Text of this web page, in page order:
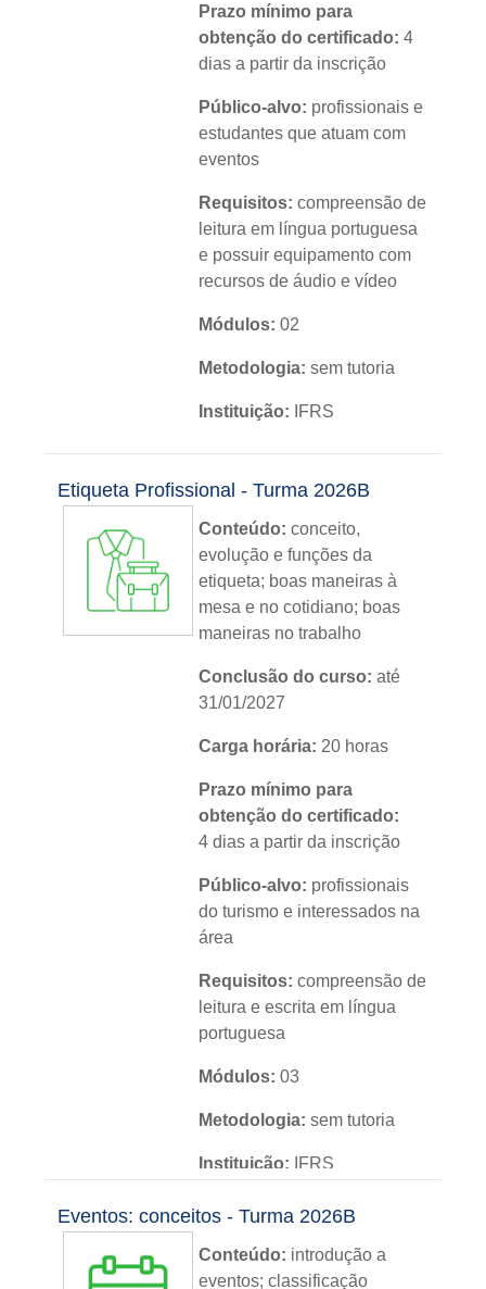
Prazo mínimo para
obtenção do certificado: 4
dias a partir da inscrição
Público-alvo: profissionais e
estudantes que atuam com
eventos
Requisitos: compreensão de
leitura em língua portuguesa
e possuir equipamento com
recursos de áudio e vídeo
Módulos: 02
Metodologia: sem tutoria
Instituição: IFRS
Nível:básico
Idioma:português
Etiqueta Profissional - Turma 2026B
Conteúdo:conceito,
evolução e funções da
etiqueta; boas maneiras à
mesa e no cotidiano; boas
maneiras no trabalho
Conclusão do curso: até
31/01/2027
Carga horária: 20 horas
Prazo mínimo para
obtenção do certificado:
4 dias a partir da inscrição
Público-alvo: profissionais
do turismo e interessados na
área
Requisitos: compreensão de
leitura e escrita em língua
portuguesa
Módulos: 03
Metodologia: sem tutoria
Instituição: IFRS
Nível:básico
Idioma:português
Eventos: conceitos - Turma 2026B
Conteúdo: introdução a
eventos; classificação